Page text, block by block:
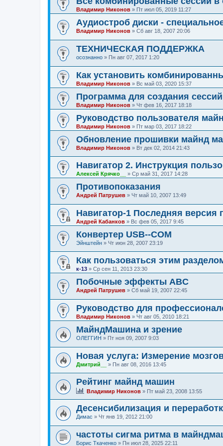
Владимир Никонов » Пт июл 05, 2019 11:27
Аудиостроб диски -
Владимир Никонов » Сб авг 18, 2007 20:06
ТЕХНИЧЕСКАЯ ПОДДЕРЖКА
осознанно » Пн авг 07, 2017 1:20
Как установить
Владимир Никонов » Вс май 03, 2020 15:37
Программа для создания
Владимир Никонов » Чт фев 16, 2017 18:18
Руководство пользователя
Владимир Никонов » Пт мар 03, 2017 18:22
Обновление прошивки майнд
Владимир Никонов » Вт дек 02, 2014 21:43
Навигатор 2. Инструкция
Алексей Крячко__ » Ср май 31, 2017 14:28
Противопоказания
Андрей Патрушев » Чт май 10, 2007 13:49
Навигатор-1 Последняя версия
Андрей Кабанков » Вс фев 05, 2017 9:45
Конвертер USB--COM
Эйнштейн » Чт июн 28, 2007 23:19
Как пользоваться этим
к-13 » Ср сен 11, 2013 23:30
Побочные эффекты ABC
Андрей Патрушев » Сб май 19, 2007 22:45
Руководство для
Владимир Никонов » Чт авг 05, 2010 18:21
МайндМашина и зрение
ОЛЕГГИН » Пт ноя 09, 2007 9:03
Новая услуга: Измерение
Дмитрий__ » Пн авг 08, 2016 13:45
Рейтинг майнд машин
Владимир Никонов » Пт май 23, 2008 13:55
Десенсибилизация и
Димас » Чт янв 19, 2012 21:00
частоты сигма ритма в
Борис Ткаченко » Пн июл 28, 2025 22:11